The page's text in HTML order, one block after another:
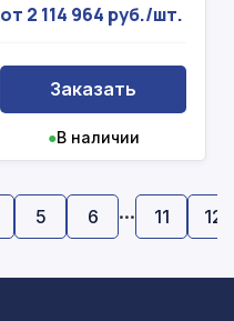
от 2 114 964 руб./шт.
Заказать
●В наличии
5 6 ... 11 12